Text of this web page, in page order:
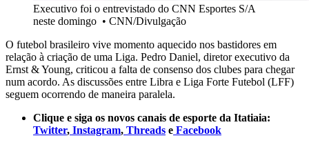
Executivo foi o entrevistado do CNN Esportes S/A
neste domingo • CNN/Divulgação
O futebol brasileiro vive momento aquecido nos bastidores em
relação à criação de uma Liga. Pedro Daniel, diretor executivo da
Ernst & Young, criticou a falta de consenso dos clubes para chegar
num acordo. As discussões entre Libra e Liga Forte Futebol (LFF)
seguem ocorrendo de maneira paralela.
Clique e siga os novos canais de esporte da Itatiaia:
Twitter, Instagram, Threads e Facebook